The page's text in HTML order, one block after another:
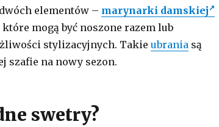
elementów – marynarki damskiej
mogą być noszone razem lub
stylizacyjnych. Takie ubrania są
szafie na nowy sezon.
swetry?